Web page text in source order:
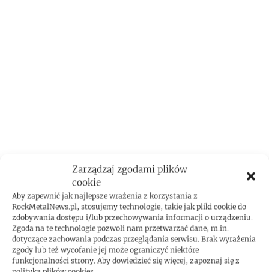
Zarządzaj zgodami plików
cookie
Aby zapewnić jak najlepsze wrażenia z korzystania z
RockMetalNews.pl, stosujemy technologie, takie jak pliki cookie do
zdobywania dostępu i/lub przechowywania informacji o urządzeniu.
Zgoda na te technologie pozwoli nam przetwarzać dane, m.in.
dotyczące zachowania podczas przeglądania serwisu. Brak wyrażenia
zgody lub też wycofanie jej może ograniczyć niektóre
funkcjonalności strony. Aby dowiedzieć się więcej, zapoznaj się z
ROCKMETAL F***T